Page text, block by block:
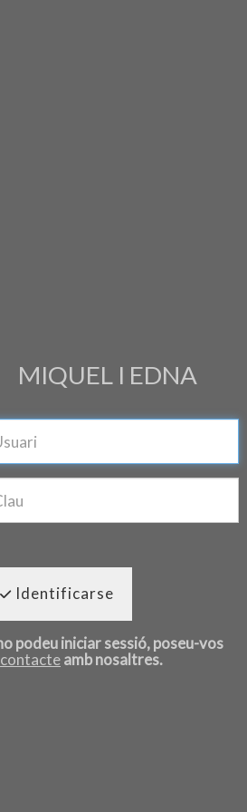
MIQUEL I EDNA
Identificarse
podeu iniciar sessió, poseu-vos
contacteamb nosaltres.